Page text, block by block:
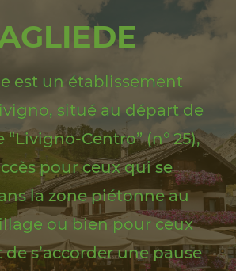
est un établissement
situé au départ de
Centro” (n° 25),
pour ceux qui se
la zone piétonne au
ou bien pour ceux
s’accorder une pause